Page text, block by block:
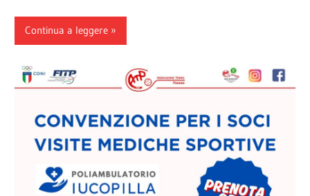
Continua a leggere